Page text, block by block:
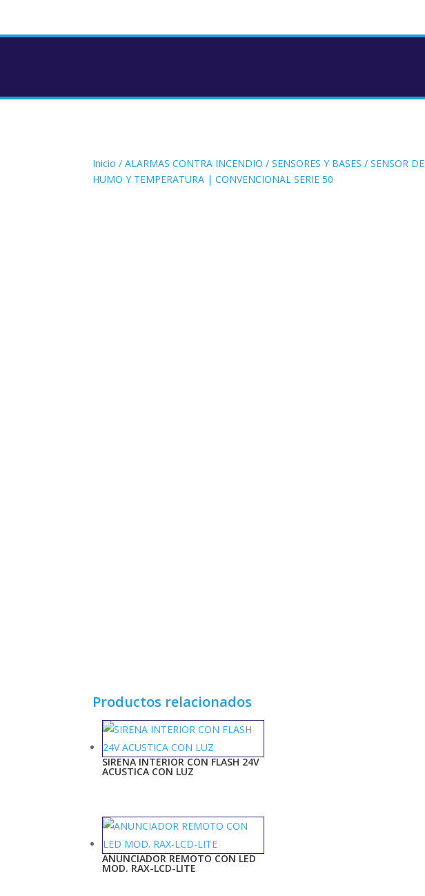
Inicio /ALARMAS CONTRA INCENDIO /SENSORES Y BASES / SENSOR DE
HUMO Y TEMPERATURA | CONVENCIONAL SERIE 50
Productos relacionados
SIRENA INTERIOR CON FLASH 24V
ACUSTICA CON LUZ
ANUNCIADOR REMOTO CON LED
MOD. RAX-LCD-LITE